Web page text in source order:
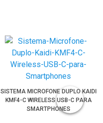
SISTEMA MICROFONE DUPLO KAIDI
KMF4-C WIRELESS USB-C PARA
SMARTPHONES